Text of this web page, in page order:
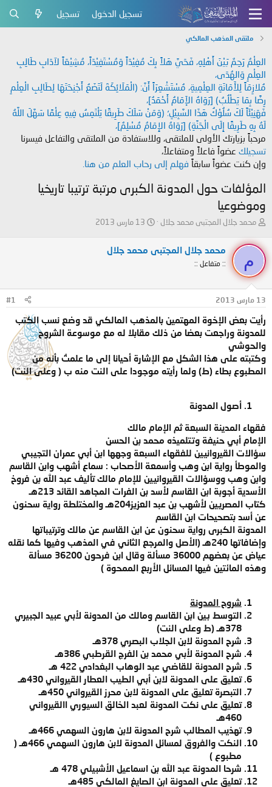
تسجيل الدخول تسجيل
ملتقى المذهب المالكي
العِلْمُ رَحِمٌ بَيْنَ أَهْلِهِ، فَحَيَّ هَلاً بِكَ مُفِيْدَاً وَمُسْتَفِيْدَاً، مُشِيْعَاً لآدَابِ طَالِبِ
العِلْمِ وَالهُدَى،
مُلازِمَاً لِلأَمَانَةِ العِلْمِيةِ، مُسْتَشْعِرَاً أَنَّ: (الْمَلَائِكَةَ لَتَضَعُ أَجْنِحَتَهَا لِطَالِبِ الْعِلْمِ
رِضًا بِمَا يَطْلُبُ) [رَوَاهُ الإَمَامُ أَحْمَدُ]،
فَهَنِيْئَاً لَكَ سُلُوْكُ هَذَا السَّبِيْلِ؛ (وَمَنْ سَلَكَ طَرِيقًا يَلْتَمِسُ فِيهِ عِلْمًا سَهَّلَ اللَّهُ
لَهُ بِهِ طَرِيقًا إِلَى الْجَنَّةِ) [رَوَاهُ الإِمَامُ مُسْلِمٌ]،
مرحباً بزيارتك الأولى للملتقى، وللاستفادة من الملتقى والتفاعل فيسرنا
تسجيلك عضواً فاعلاً ومتفاعلاً،
وإن كنت عضواً سابقاً فهلم إلى رحاب العلم من هنا.
المؤلفات حول المدونة الكبرى مرتبة ترتيبا تاريخيا
وموضوعيا
ب
د
ل
م
و
ض
و
ع
محمد جلال المجتبى محمد جلال
ت
ي
ل
د
ء
13 مارس 2013
م
محمد جلال المجتبى محمد جلال
:: متفاعل ::
13 مارس 2013 #1
رأيت بعض الإخوة المهتمين بالمذهب المالكي قد وضع نسب الكتب
للمدونة وراجعت بعضا من ذلك مقابلا له مع موسوعة الشروح
والحوشي
وكتبته على هذا الشكل مع الإشارة أحيانا إلى ما علمتُ بأنه من
المطبوع بطاء (ط) ولما رأيته موجودا على النت منه ب ( وعلى النت)
أصول المدونة
فقهاء المدينة السبعة ثم الإمام مالك
الإمام أبي حنيفة وتتلميذه محمد بن الحسن
سؤالات القيروانيين للفقهاء السبعة وجهها ابن أبي عمران التجيبي
والموطأ رواية ابن وهب وأسمعة الأصحاب : سماع أشهب وابن القاسم
وابن وهب ووسؤالات القيروانيين للإمام مالك تأليف عبد الله بن فروخ
الأسدية أجوبة ابن القاسم لأسد بن الفرات المجاهد القائد 213هـ
كتاب المصريين لأشهب بن عبد العزيز204هـ والمختلطة رواية سحنون
عن أسد بتصحيحات ابن القاسم
المدونة الكبرى رواية سحنون عن ابن القاسم عن مالك وترتيباتها
وإضافاتها 240هـ (الأصل والمرجع الثاني في المذهب وفيها كما نقله
عياض عن بعضهم 36000 مسألة وقال ابن فرحون 36200 مسألة
وهذه المائتين فيها المسائل الأربع الممحوة )
شروح المدونة
التوسط بين ابن القاسم ومالك من المدونة لأبي عبيد الجبيري
378هـ (ط وعلى النت)
شرح المدونة لابن الجلاب البصري 378هـ
شرح المدونة لأبي محمد بن الفرج القرطبي 386هـ
شرح المدونة للقاضي عبد الوهاب البغدادي 422 هـ
تعليق على المدونة لابن أبي الطيب العطار القيرواني 430هـ
التبصرة تعليق على المدونة لابن محرز القيرواني 450هـ
تعليق على نكت المدونة لعبد الخالق السيوري االقيرواني
460هـ
تهذيب المطالب شرح المدونة لابن هارون السهمي 466هـ
النكت والفروق لمسائل المدونة لابن هارون السهمي 466هـ (
مطبوع )
شرحا المدونة عبد الله بن اسماعيل الأشبيلي 478 هـ
تعليق على المدونة ابن الصايغ المالكي 485هـ